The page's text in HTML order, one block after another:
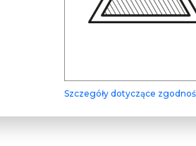
Szczegóły dotyczące